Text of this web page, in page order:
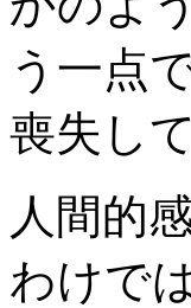
う一点
喪失し
人間的
わけで